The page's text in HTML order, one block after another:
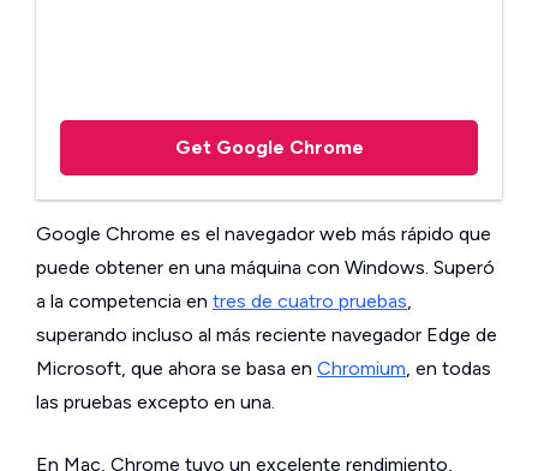
Get Google Chrome
Google Chrome es el navegador web más rápido que
puede obtener en una máquina con Windows. Superó
a la competencia en tres de cuatro pruebas,
superando incluso al más reciente navegador Edge de
Microsoft, que ahora se basa en Chromium, en todas
las pruebas excepto en una.
En Mac, Chrome tuvo un excelente rendimiento,